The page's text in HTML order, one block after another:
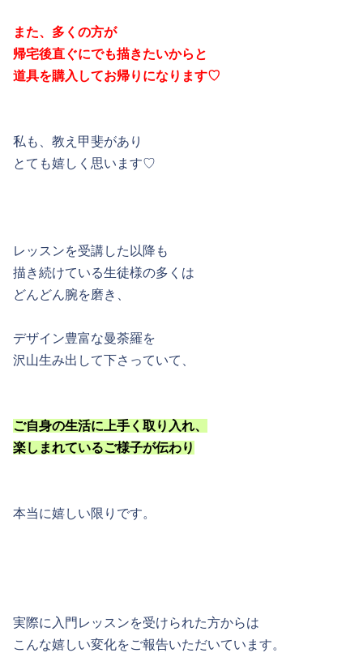
また、多くの方が
帰宅後直ぐにでも描きたいからと
道具を購入してお帰りになります♡
私も、教え甲斐があり
とても嬉しく思います♡
レッスンを受講した以降も
描き続けている生徒様の多くは
どんどん腕を磨き、
デザイン豊富な曼荼羅を
沢山生み出して下さっていて、
ご自身の生活に上手く取り入れ、
楽しまれているご様子が伝わり
本当に嬉しい限りです。
実際に入門レッスンを受けられた方からは
こんな嬉しい変化をご報告いただいています。